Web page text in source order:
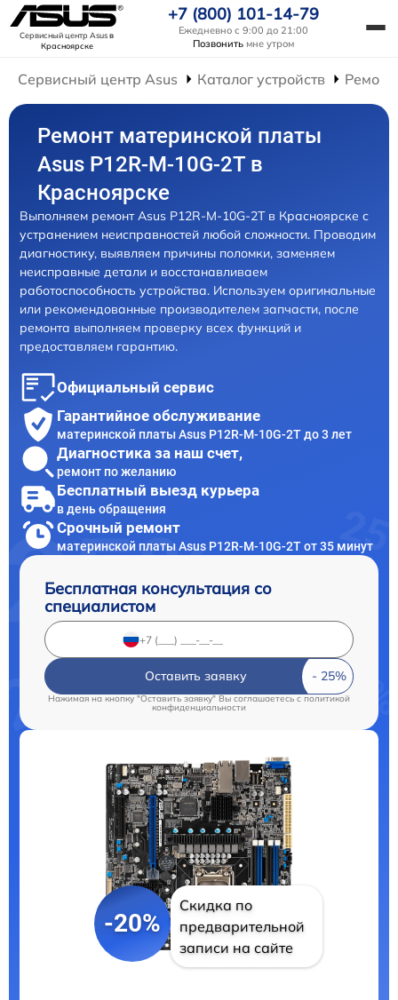
Сервисный центр Asusв
Красноярске
+7 (800) 101-14-79
Ежедневно с 9:00 до 21:00
Позвонить мне утром
Сервисный центр Asus Каталог устройств
Ремонт материнской платы
Asus P12R-M-10G-2T в
Красноярске
Выполняем ремонт Asus P12R-M-10G-2T в Красноярске с
устранением неисправностей любой сложности. Проводим
диагностику, выявляем причины поломки, заменяем
неисправные детали и восстанавливаем
работоспособность устройства. Используем оригинальные
или рекомендованные производителем запчасти, после
ремонта выполняем проверку всех функций и
предоставляем гарантию.
Официальный сервис
Гарантийное обслуживание
материнской платы Asus P12R-M-10G-2T до 3 лет
Диагностика за наш счет,
ремонт по желанию
Бесплатный выезд курьера
в день обращения
Срочный ремонт
материнской платы Asus P12R-M-10G-2T от 35 минут
Бесплатная консультация со
специалистом
Оставить заявку
Нажимая на кнопку "Оставить заявку" Вы соглашаетесь c политикой
конфиденциальности
-20%
Скидка по
предварительной
записи на сайте